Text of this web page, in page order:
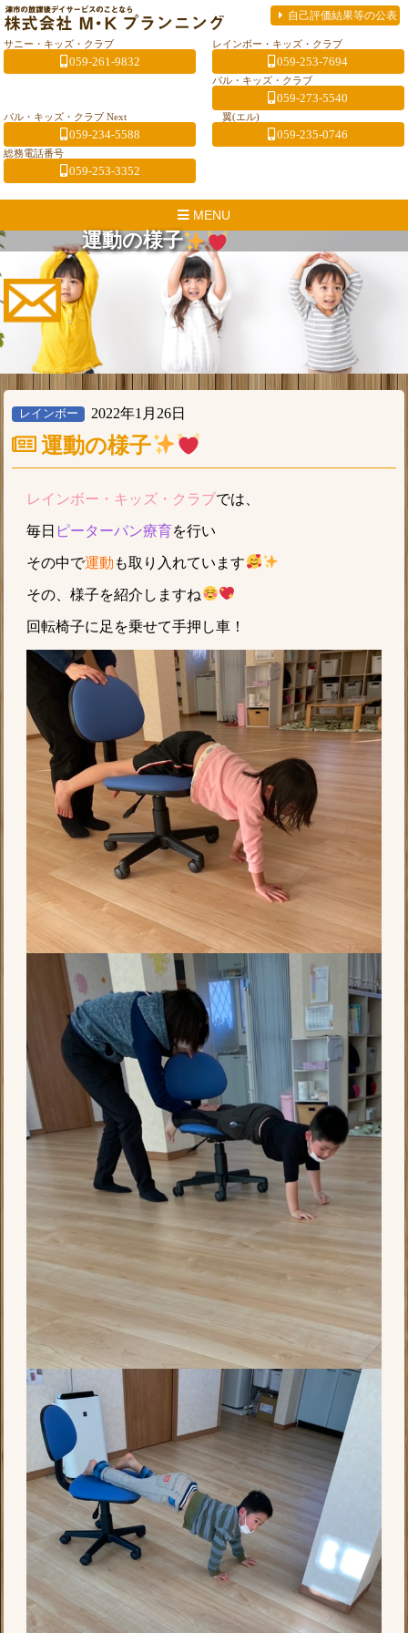
自己評価結果等の公表
サニー・キッズ・クラブ
059-261-9832
レインボー・キッズ・クラブ
059-253-7694
パル・キッズ・クラブ
059-273-5540
パル・キッズ・クラブ Next
059-234-5588
翼(エル)
059-235-0746
総務電話番号
059-253-3352
MENU
運動の様子
レインボー 2022年1月26日
運動の様子
レインボー・キッズ・クラブでは、
毎日 ピーターパン療育を行い
その中で運動 も取り入れています
その、様子を紹介しますね
回転椅子に足を乗せて手押し車！